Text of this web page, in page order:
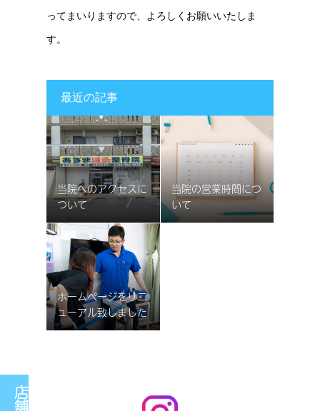
ってまいりますので、よろしくお願いいたしま
す。
最近の記事
当院へのアクセスに
ついて
2024.7.9
当院の営業時間につ
いて
ホームページをリニ
ューアル致しました
店
舗